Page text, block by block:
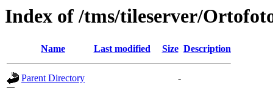
Index of /tms/tileserver/
Name Last modified Size Description
Parent Directory
-